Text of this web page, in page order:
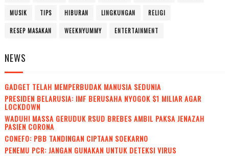
MUSIK TIPS HIBURAN LINGKUNGAN RELIGI
RESEP MASAKAN WEEKNYUMMY ENTERTAINMENT
NEWS
GADGET TELAH MEMPERBUDAK MANUSIA SEDUNIA
PRESIDEN BELARUSIA: IMF BERUSAHA NYOGOK $1 MILIAR AGAR
LOCKDOWN
WADUH! MASSA GERUDUK RSUD BREBES AMBIL PAKSA JENAZAH
PASIEN CORONA
CONEFO: PBB TANDINGAN CIPTAAN SOEKARNO
PENEMU PCR: JANGAN GUNAKAN UNTUK DETEKSI VIRUS